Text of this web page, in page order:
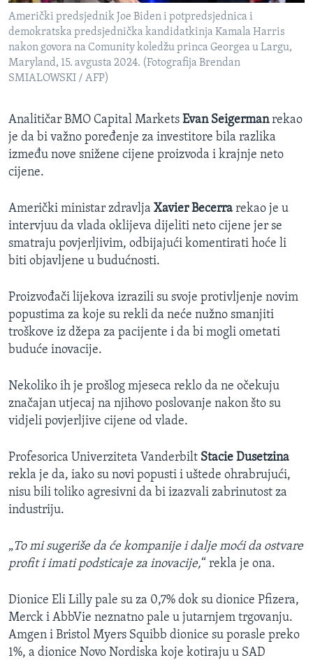
Američki predsjednik Joe Biden i potpredsjednica i
demokratska predsjednička kandidatkinja Kamala Harris
nakon govora na Comunity koledžu princa Georgea u Largu,
Maryland, 15. avgusta 2024. (Fotografija Brendan
SMIALOWSKI / AFP)
Analitičar BMO Capital Markets Evan Seigermanrekao
je da bi važno poređenje za investitore bila razlika
između nove snižene cijene proizvoda i krajnje neto
cijene.
Američki ministar zdravlja Xavier Becerra rekao je u
intervjuu da vlada oklijeva dijeliti neto cijene jer se
smatraju povjerljivim, odbijajući komentirati hoće li
biti objavljene u budućnosti.
Proizvođači lijekova izrazili su svoje protivljenje novim
popustima za koje su rekli da neće nužno smanjiti
troškove iz džepa za pacijente i da bi mogli ometati
buduće inovacije.
Nekoliko ih je prošlog mjeseca reklo da ne očekuju
značajan utjecaj na njihovo poslovanje nakon što su
vidjeli povjerljive cijene od vlade.
Profesorica Univerziteta Vanderbilt Stacie Dusetzina
rekla je da, iako su novi popusti i uštede ohrabrujući,
nisu bili toliko agresivni da bi izazvali zabrinutost za
industriju.
„To mi sugeriše da će kompanije i dalje moći da ostvare
profit i imati podsticaje za inovacije,“ rekla je ona.
Dionice Eli Lilly pale su za 0,7% dok su dionice Pfizera,
Merck i AbbVie neznatno pale u jutarnjem trgovanju.
Amgen i Bristol Myers Squibb dionice su porasle preko
1%, a dionice Novo Nordiska koje kotiraju u SAD